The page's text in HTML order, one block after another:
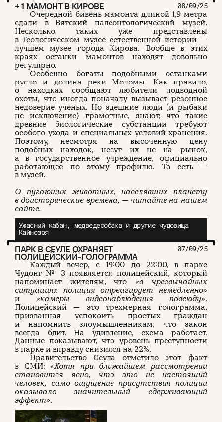
+ 1 МАМОНТ В КИРОВЕ 08/09/25
Очередной бивень мамонта длиной 1,9 метра
сдали в Вятский палеонтологический музей.
Несколько таких уже представлены
в Геологическом музее естественной истории —
лучшем музее города Кирова. Вообще в этих
краях останки мамонтов находят довольно
регулярно.
Особенно богаты подобными останками
русло и долина реки Моломы. Как правило,
о находках сообщают любители подводной
охоты, что иногда поначалу вызывает резонное
недоверие ученых. Но здешние люди (и рыбаки
не исключение) грамотные, знают, что такие
древние биологические субстанции требуют
особого ухода и специальных условий хранения.
Поэтому, несмотря на высоченную цену
подобных находок, несут их не на рынок,
а в государственное учреждение, официально
работающее по этому профилю. То есть —
в музей.
О пугающих животных, населявших планету
в доисторические времена, — читайте на нашем
сайте.
Ужасный кабан, медведесобака и другие чудовища
Кайнозоя
ПАРК В СЕУЛЕ ОХРАНЯЕТ
ПОЛИЦЕЙСКИЙ-ГОЛОГРАММА
07/09/25
Каждый вечер, с 19:00 до 22:00, в парке
Чудонг № 3 появляется полицейский, который
напоминает жителям, что «в чрезвычайных
ситуациях полиция отреагирует немедленно»
и «камеры видеонаблюдения повсюду».
Полицейский — это трехмерная голограмма,
призванная успокоить простых граждан
и напомнить злоумышленникам, что закон
всегда бдит. На удивление, схема работает.
Данные показывают, что уровень преступности
в парке и вправду снизился на 22%.
Правительство Сеула отметило этот факт
в СМИ: «Хотя при ближайшем рассмотрении
становится ясно, что это не настоящий
человек, само ощущение присутствия полиции
оказывало значительный сдерживающий
эффект».